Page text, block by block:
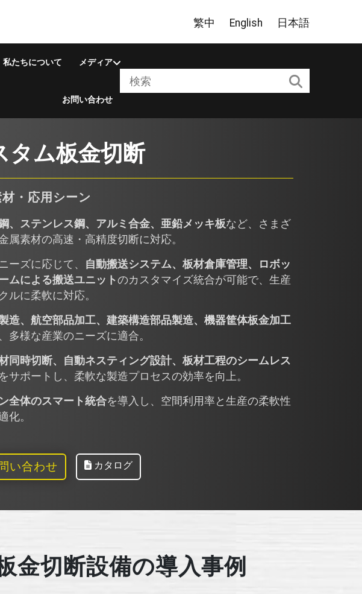
繁中 English 日本語
私たちについて メディア
お問い合わせ
タム板金切断
・応用シーン
、ステンレス鋼、アルミ合金、亜鉛メッキ板など、さまざ
属素材の高速・高精度切断に対応。
ーズに応じて、 自動搬送システム、板材倉庫管理、ロボッ
ムによる搬送ユニットのカスタマイズ統合が可能で、生産
ルに柔軟に対応。
造、航空部品加工、建築構造部品製造、機器筐体板金加工
多様な産業のニーズに適合。
同時切断、自動ネスティング設計、板材工程のシームレス
をサポートし、柔軟な製造プロセスの効率を向上。
全体のスマート統合を導入し、空間利用率と生産の柔軟性
化。
い合わせ カタログ
金切断設備の導入事例